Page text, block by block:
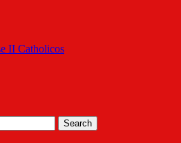
II Catholicos